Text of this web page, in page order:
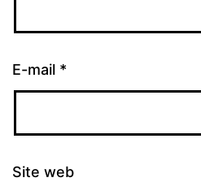
E-mail *
Site web